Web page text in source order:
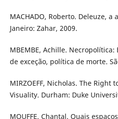
MACHADO, Roberto. Deleuze, a
Janeiro: Zahar, 2009.
MBEMBE, Achille.
de exceção, política de morte.
MIRZOEFF, Nicholas. The Right
Visuality. Durham: Duke
MOUFFE, Chantal. Quais